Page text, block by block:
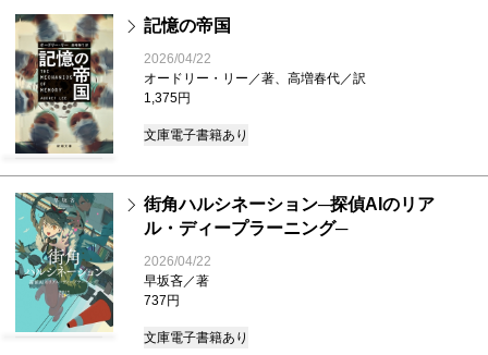
記憶の帝国
2026/04/22
オードリー・リー／著、高増春代／訳
1,375円
文庫電子書籍あり
街角ハルシネーション─探偵AIのリア
ル・ディープラーニング─
2026/04/22
早坂吝／著
737円
文庫電子書籍あり